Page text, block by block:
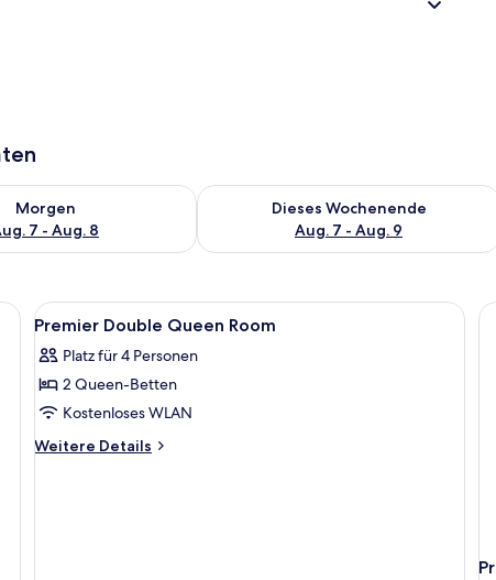
Aug. 7.
Morgen
7 - Aug. 8
Verfügbarkeit für morgen, Aug. 7 - Aug. 8.
Dieses Wochenende
Aug. 7 - Aug. 9
Überprüfe die Verfügbarkeit für
Alle
Fotos
für
Premier
Double
Queen
Ein Hotelzimmer mit Bett,
8
Premier Double Queen Room
Platz für 4 Personen
2 Queen-Betten
Kostenloses WLAN
Weitere Details
Weitere